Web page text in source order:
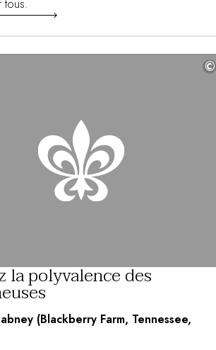
tous.
©
la polyvalence des
(Blackberry Farm, Tennessee,